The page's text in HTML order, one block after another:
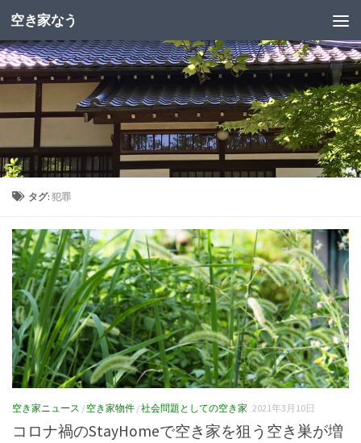
空き家なう
タグ:犯罪
空き家ニュース / 空き家物件 /社会問題としての空き家 2021年3月10日
コロナ禍のStayHomeで空き家を狙う空き巣が増